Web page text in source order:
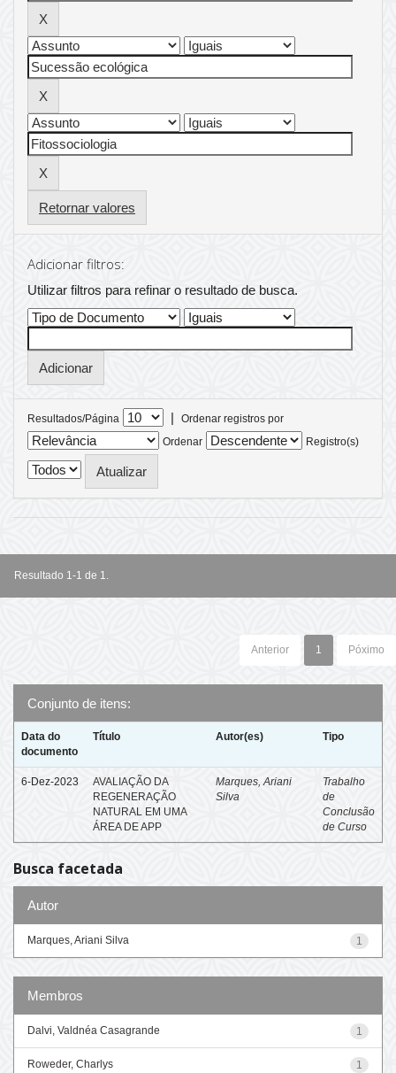
Retornar valores
Adicionar filtros:
Utilizar filtros para refinar o resultado de busca.
Resultados/Página |
Ordenar registros por
Ordenar
Registro(s)
Resultado 1-1 de 1.
Anterior 1 Póximo
Conjunto de itens:
Data do
documento
Título Autor(es) Tipo
6-Dez-2023
AVALIAÇÃO DA
REGENERAÇÃO
NATURAL EM UMA
ÁREA DE APP
Marques, Ariani
Silva
Trabalho
de
Conclusão
de Curso
Busca facetada
Autor
1
Marques, Ariani Silva
Membros
1
Dalvi, Valdnéa Casagrande
1
Roweder, Charlys